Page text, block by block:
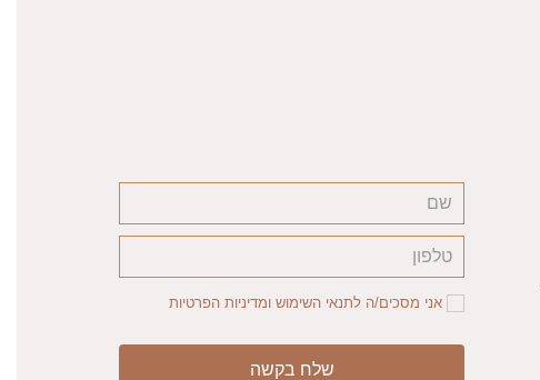
אני מסכים/ה לתנאי השימוש ומדיניות הפרטיות
שלח בקשה